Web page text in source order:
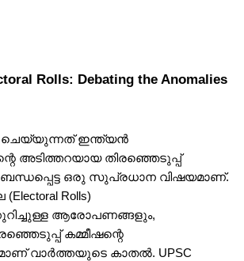
Rolls: Debating the Anomalies
ചെയ്യുന്നത് ഇന്ത്യൻ
അടിത്തറയായ തിരഞ്ഞെടുപ്പ്
ഒരു സുപ്രധാന വിഷയമാണ്.
Rolls)
ആരോപണങ്ങളും,
കമ്മീഷന്റെ
വാർത്തയുടെ കാതൽ. UPSC